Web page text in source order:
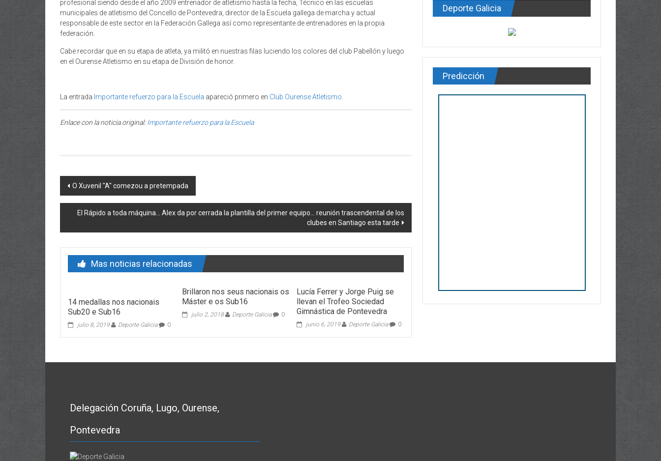
profesional siendo desde el año 2009 entrenador de atletismo hasta la fecha, Técnico en las escuelas
municipales de atletismo del Concello de Pontevedra, director de la Escuela gallega de marcha y actual
responsable de este sector en la Federación Gallega así como representante de entrenadores en la propia
federación.
Cabe recordar que en su etapa de atleta, ya militó en nuestras filas luciendo los colores del club Pabellón y luego
en el Ourense Atletismo en su etapa de División de honor.
La entrada Importante refuerzo para la Escuela apareció primero en Club Ourense Atletismo
Enlace con la noticia original:Importante refuerzo para la Escuela
Post navigation
O Xuvenil "A" comezou a pretempada
El Rápido a toda máquina… Alex da por cerrada la plantilla del primer equipo… reunión trascendental de los
clubes en Santiago esta tarde
Mas noticias relacionadas
14 medallas nos nacionais
Sub20 e Sub16
julio 8, 2019 Deporte Galicia 0
Brillaron nos seus nacionais os
Máster e os Sub16
julio 2, 2018 Deporte Galicia 0
Lucía Ferrer y Jorge Puig se
llevan el Trofeo Sociedad
Gimnástica de Pontevedra
junio 6, 2019 Deporte Galicia 0
Deporte Galicia
Predicción
Delegación Coruña, Lugo, Ourense,
Pontevedra